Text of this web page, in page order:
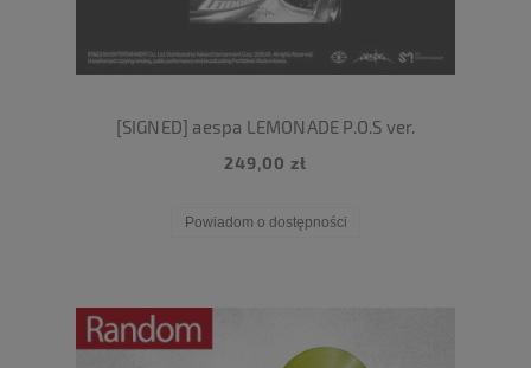
[SIGNED] aespa LEMONADE P.O.S ver.
249,00 zł
Powiadom o dostępności